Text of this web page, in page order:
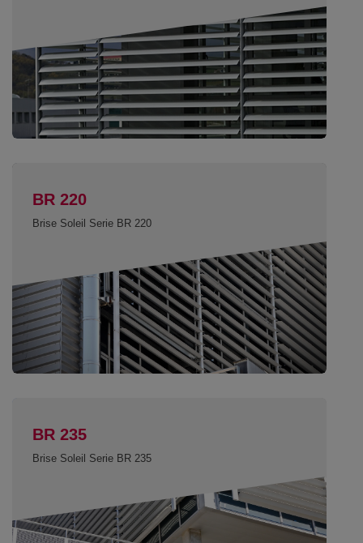
BR 220
Brise Soleil Serie BR 220
BR 235
Brise Soleil Serie BR 235